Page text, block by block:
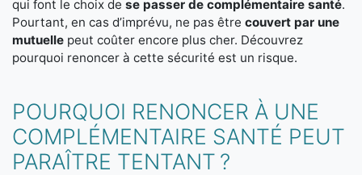
qui font le choix de se passer de complémentaire santé.
Pourtant, en cas d’imprévu, ne pas être couvert par une
mutuelle peut coûter encore plus cher. Découvrez
pourquoi renoncer à cette sécurité est un risque.
POURQUOI RENONCER À UNE
COMPLÉMENTAIRE SANTÉ PEUT
PARAÎTRE TENTANT ?